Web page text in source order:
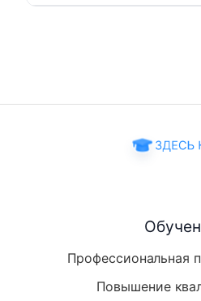
Профессиональная
Повышение